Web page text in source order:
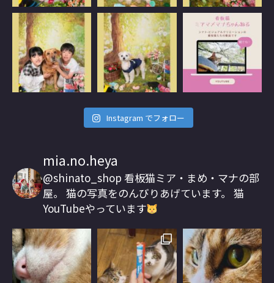
Instagram でフォロー
mia.no.heya
@shinato_shop 看板猫ミア・まめ・マナの部
屋。 猫の写真をのんびりあげています。 猫
YouTubeやっています